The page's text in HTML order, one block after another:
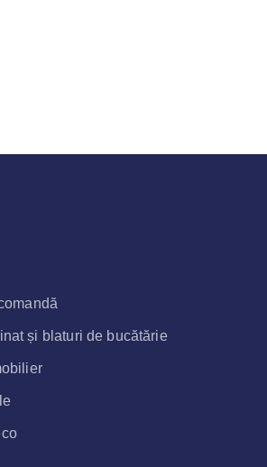
și blaturi de bucătărie